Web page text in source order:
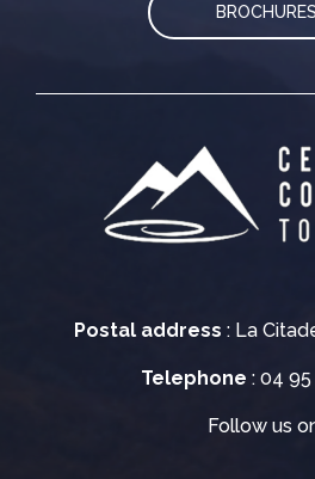
Postal address : La
Telephone : 04
Follow us
BROCHURES